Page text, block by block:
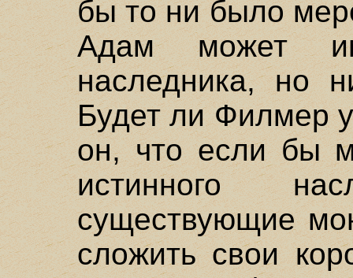
бы то ни было
Адам может
наследника, но
Будет ли Филмер
он, что если бы
истинного
существующие
сложить свои